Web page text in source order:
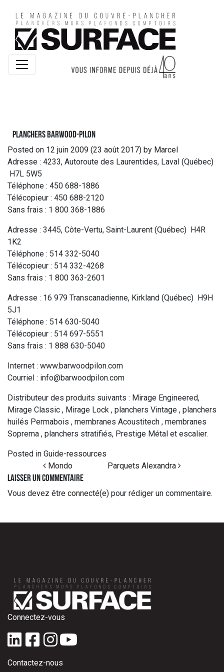
Planchers Barwood-Pilon
Posted on 12 juin 2009 (23 août 2017) by Marcel
Adresse : 4233, Autoroute des Laurentides, Laval (Québec)
H7L 5W5
Téléphone : 450 688-1886
Télécopieur : 450 688-2120
Sans frais : 1 800 368-1886
Adresse : 3445, Côte-Vertu, Saint-Laurent (Québec) H4R
1K2
Téléphone : 514 332-5040
Télécopieur : 514 332-4268
Sans frais : 1 800 363-2601
Adresse : 16 979 Transcanadienne, Kirkland (Québec) H9H
5J1
Téléphone : 514 630-5040
Télécopieur : 514 697-5551
Sans frais : 1 888 630-5040
Internet : www.barwoodpilon.com
Courriel : info@barwoodpilon.com
Distributeur des produits suivants : Mirage Engineered,
Mirage Classic , Mirage Lock , planchers Vintage , planchers
huilés Permabois , membranes Acoustitech , membranes
Soprema , planchers stratifiés, Prestige Métal et escalier.
Posted in Guide-ressources
Post navigation
Mondo Parquets Alexandra
Laisser un commentaire
Vous devez être connecté(e) pour rédiger un commentaire.
Connectez-vous
Contactez-nous